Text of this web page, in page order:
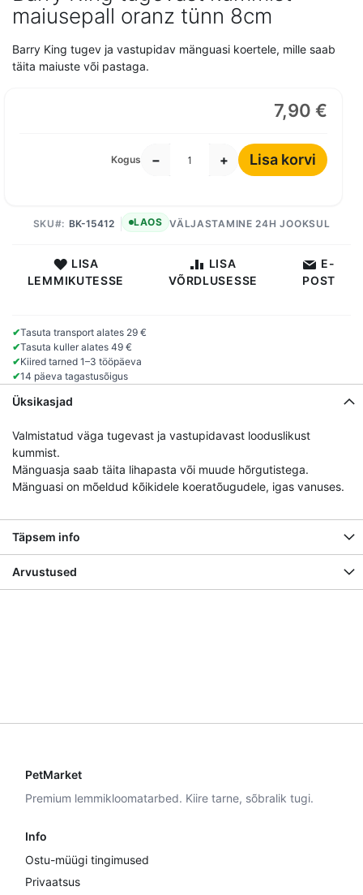
maiusepall oranz tünn 8cm
Barry King tugev ja vastupidav mänguasi koertele, mille saab
täita maiuste või pastaga.
7,90 €
Kogus − + Lisa korvi
VÄLJASTAMINE 24H JOOKSUL
SKU BK-15412 LAOS
LISA
LEMMIKUTESSE
LISA
VÕRDLUSESSE
E-
POST
✔Tasuta transport alates 29 €
✔Tasuta kuller alates 49 €
✔Kiired tarned 1–3 tööpäeva
✔14 päeva tagastusõigus
Üksikasjad
Valmistatud väga tugevast ja vastupidavast looduslikust
kummist.
Mänguasja saab täita lihapasta või muude hõrgutistega.
Mänguasi on mõeldud kõikidele koeratõugudele, igas vanuses.
Täpsem info
Arvustused
PetMarket
Premium lemmikloomatarbed. Kiire tarne, sõbralik tugi.
Info
Ostu-müügi tingimused
Privaatsus